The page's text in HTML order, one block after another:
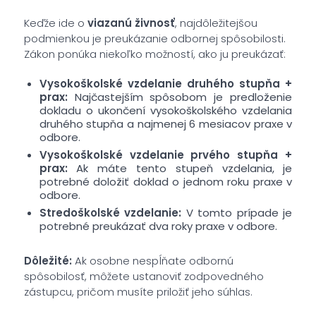
Keďže ide o viazanú živnosť, najdôležitejšou
podmienkou je preukázanie odbornej spôsobilosti.
Zákon ponúka niekoľko možností, ako ju preukázať:
Vysokoškolské vzdelanie druhého stupňa +
prax: Najčastejším spôsobom je predloženie
dokladu o ukončení vysokoškolského vzdelania
druhého stupňa a najmenej 6 mesiacov praxe v
odbore.
Vysokoškolské vzdelanie prvého stupňa +
prax: Ak máte tento stupeň vzdelania, je
potrebné doložiť doklad o jednom roku praxe v
odbore.
Stredoškolské vzdelanie: V tomto prípade je
potrebné preukázať dva roky praxe v odbore.
Dôležité: Ak osobne nespĺňate odbornú
spôsobilosť, môžete ustanoviť zodpovedného
zástupcu, pričom musíte priložiť jeho súhlas.